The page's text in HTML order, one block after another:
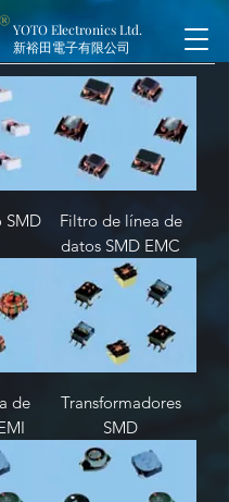
YOTO Electronics Ltd.
新裕田電子有限公司
SMD
Filtro de línea de
datos SMD EMC
de
Transformadores
SMD